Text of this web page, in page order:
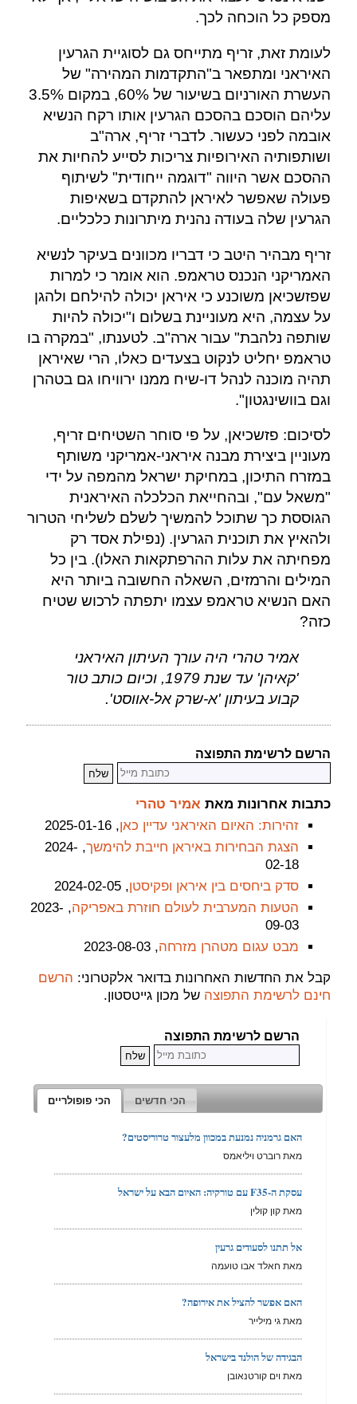
מספק כל הוכחה לכך.
לעומת זאת, זריף מתייחס גם לסוגיית הגרעין
האיראני ומתפאר ב"התקדמות המהירה" של
העשרת האורניום בשיעור של 60%, במקום 3.5%
עליהם הוסכם בהסכם הגרעין אותו רקח הנשיא
אובמה לפני כעשור. לדברי זריף, ארה"ב
ושותפותיה האירופיות צריכות לסייע להחיות את
ההסכם אשר היווה "דוגמה ייחודית" לשיתוף
פעולה שאפשר לאיראן להתקדם בשאיפות
הגרעין שלה בעודה נהנית מיתרונות כלכליים.
זריף מבהיר היטב כי דבריו מכוונים בעיקר לנשיא
האמריקני הנכנס טראמפ. הוא אומר כי למרות
שפזשכיאן משוכנע כי איראן יכולה להילחם ולהגן
על עצמה, היא מעוניינת בשלום ו"יכולה להיות
שותפה נלהבת" עבור ארה"ב. לטענתו, "במקרה בו
טראמפ יחליט לנקוט בצעדים כאלו, הרי שאיראן
תהיה מוכנה לנהל דו-שיח ממנו ירוויחו גם בטהרן
וגם בוושינגטון".
לסיכום: פזשכיאן, על פי סוחר השטיחים זריף,
מעוניין ביצירת מבנה איראני-אמריקני משותף
במזרח התיכון, במחיקת ישראל מהמפה על ידי
"משאל עם", ובהחייאת הכלכלה האיראנית
הגוססת כך שתוכל להמשיך לשלם לשליחי הטרור
ולהאיץ את תוכנית הגרעין. (נפילת אסד רק
מפחיתה את עלות ההרפתקאות האלו). בין כל
המילים והרמזים, השאלה החשובה ביותר היא
האם הנשיא טראמפ עצמו יתפתה לרכוש שטיח
כזה?
אמיר טהרי היה עורך העיתון האיראני
'קאיהן' עד שנת 1979, וכיום כותב טור
קבוע בעיתון 'א-שרק אל-אווסט'.
הרשם לרשימת התפוצה
כתבות אחרונות מאת אמיר טהרי
זהירות: האיום האיראני עדיין כאן, 2025-01-16
הצגת הבחירות באיראן חייבת להימשך , 2024-
02-18
סדק ביחסים בין איראן ופקיסטן, 2024-02-05
הטעות המערבית לעולם חוזרת באפריקה
, 2023-
09-03
מבט עגום מטהרן מזרחה, 2023-08-03
קבל את החדשות האחרונות בדואר אלקטרוני: הרשם
חינם לרשימת התפוצה של מכון גייטסטון.
הרשם לרשימת התפוצה
הכי פופולריים הכי חדשים
האם גרמניה נמנעת במכוון מלעצור טרוריסטים?
מאת רוברט ויליאמס
עסקת ה-F35 עם טורקיה: האיום הבא על ישראל
מאת קון קולין
אל תתנו לסעודים גרעין
מאת חאלד אבו טועמה
האם אפשר להציל את אירופה?
מאת גי מילייר
הבגידה של הולנד בישראל
מאת וים קורטנאובן